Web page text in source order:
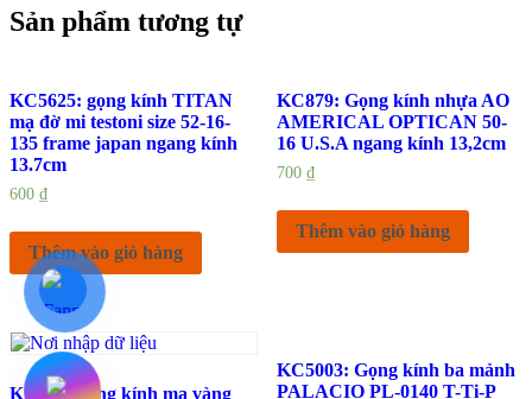
Sản phẩm tương tự
KC5625: gọng kính TITAN
mạ đờ mi testoni size 52-16-
135 frame japan ngang kính
13.7cm
600 ₫
Thêm vào giỏ hàng
KC879: Gọng kính nhựa AO
AMERICAL OPTICAN 50-
16 U.S.A ngang kính 13,2cm
700 ₫
Thêm vào giỏ hàng
KC814: gọng kính mạ vàng
KC5003: Gọng kính ba mảnh
PALACIO PL-0140 T-Ti-P